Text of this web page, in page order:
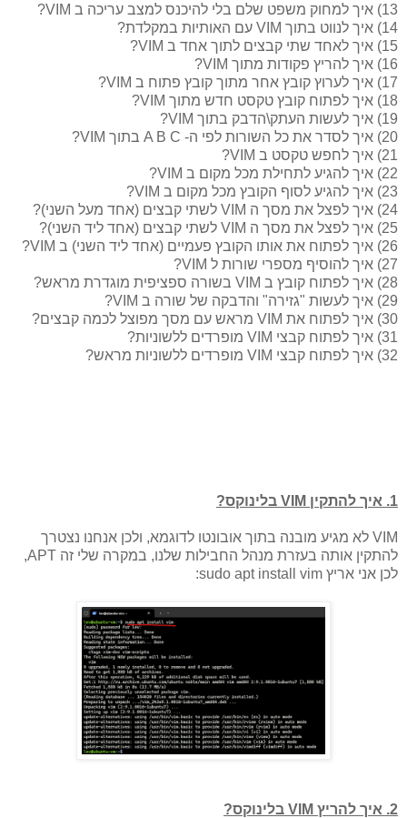
13) איך למחוק משפט שלם בלי להיכנס למצב עריכה ב VIM?
14) איך לנווט בתוך VIM עם האותיות במקלדת?
15) איך לאחד שתי קבצים לתוך אחד ב VIM?
16) איך להריץ פקודות מתוך VIM?
17) איך לערוץ קובץ אחר מתוך קובץ פתוח ב VIM?
18) איך לפתוח קובץ טקסט חדש מתוך VIM?
19) איך לעשות העתק\הדבק בתוך VIM?
20) איך לסדר את כל השורות לפי ה- A B C בתוך VIM?
21) איך לחפש טקסט ב VIM?
22) איך להגיע לתחילת מכל מקום ב VIM?
23) איך להגיע לסוף הקובץ מכל מקום ב VIM?
24) איך לפצל את מסך ה VIM לשתי קבצים (אחד מעל השני)?
25) איך לפצל את מסך ה VIM לשתי קבצים (אחד ליד השני)?
26) איך לפתוח את אותו הקובץ פעמיים (אחד ליד השני) ב VIM?
27) איך להוסיף מספרי שורות ל VIM?
28) איך לפתוח קובץ ב VIM בשורה ספציפית מוגדרת מראש?
29) איך לעשות "גזירה" והדבקה של שורה ב VIM?
30) איך לפתוח את VIM מראש עם מסך מפוצל לכמה קבצים?
31) איך לפתוח קבצי VIM מופרדים ללשוניות?
32) איך לפתוח קבצי VIM מופרדים ללשוניות מראש?
1. איך להתקין VIM בלינוקס?
VIM לא מגיע מובנה בתוך אובונטו לדוגמא, ולכן אנחנו נצטרך
להתקין אותה בעזרת מנהל החבילות שלנו, במקרה שלי זה APT,
לכן אני אריץ sudo apt install vim:
2. איך להריץ VIM בלינוקס?